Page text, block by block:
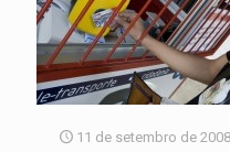
11 de setembro de 2008